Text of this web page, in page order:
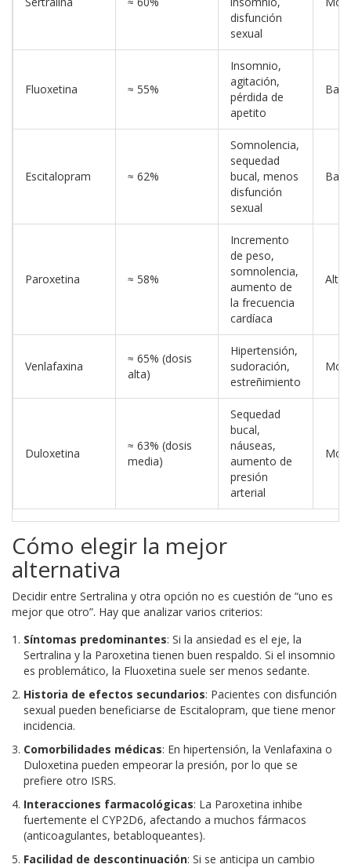
disfunción
sexual
Fluoxetina ≈ 55%
Insomnio,
agitación,
pérdida de
apetito
Bajo
Escitalopram ≈ 62%
Somnolencia,
sequedad
bucal, menos
disfunción
sexual
Bajo
Paroxetina ≈ 58%
Incremento
de peso,
somnolencia,
aumento de
la frecuencia
cardíaca
Alto
Venlafaxina
≈ 65% (dosis
alta)
Hipertensión,
sudoración,
estreñimiento
Duloxetina
≈ 63% (dosis
media)
Sequedad
bucal,
náuseas,
aumento de
presión
arterial
Cómo elegir la mejor
alternativa
Decidir entre Sertralina y otra opción no es cuestión de “uno es
mejor que otro”. Hay que analizar varios criterios:
Síntomas predominantes: Si la ansiedad es el eje, la
Sertralina y la Paroxetina tienen buen respaldo. Si el insomnio
es problemático, la Fluoxetina suele ser menos sedante.
Historia de efectos secundarios: Pacientes con disfunción
sexual pueden beneficiarse de Escitalopram, que tiene menor
incidencia.
Comorbilidades médicas: En hipertensión, la Venlafaxina o
Duloxetina pueden empeorar la presión, por lo que se
prefiere otro ISRS.
Interacciones farmacológicas: La Paroxetina inhibe
fuertemente el CYP2D6, afectando a muchos fármacos
(anticoagulantes, betabloqueantes).
Facilidad de descontinuación: Si se anticipa un cambio